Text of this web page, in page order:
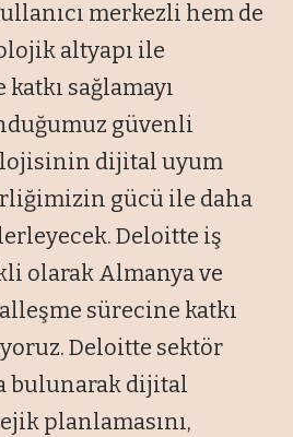
merkezli hem de
altyapı ile
sağlamayı
güvenli
dijital uyum
gücü ile daha
Deloitte iş
olarak Almanya ve
sürecine katkı
Deloitte sektör
bulunarak dijital
planlamasını,